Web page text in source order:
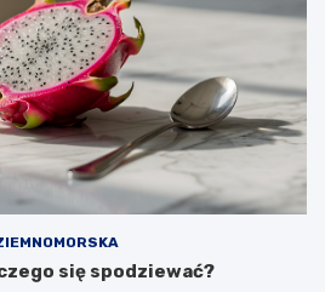
się spodziewać?